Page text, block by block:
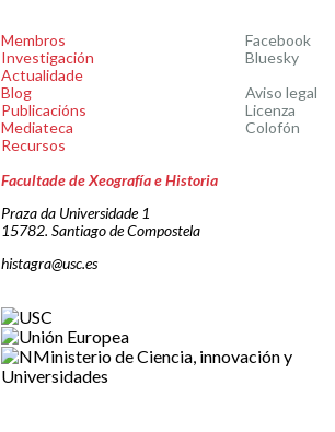
Membros
Investigación
Actualidade
Blog
Publicacións
Mediateca
Recursos
Facebook
Bluesky
Aviso legal
Licenza
Colofón
Facultade de Xeografía e Historia
Praza da Universidade 1
15782. Santiago de Compostela
histagra@usc.es